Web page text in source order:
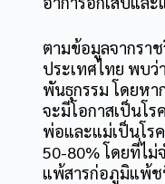
ตามข้อมูลจากรา
ประเทศไทย พบ
พันธุกรรม โดยห
จะมีโอกาสเป็นโ
พ่อและแม่เป็นโร
50-80% โดยที่ไ
แพ้สารก่อภูมิแพ้ช